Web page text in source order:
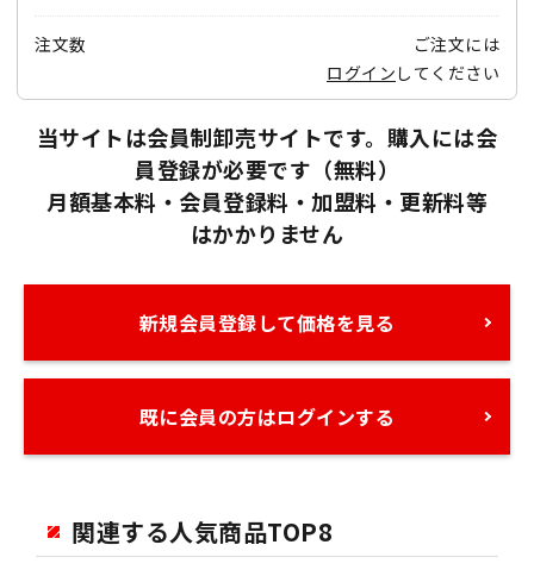
注文数
ご注文には
ログイン してください
当サイトは会員制卸売サイトです。購入には会
員登録が必要です（無料）
月額基本料・会員登録料・加盟料・更新料等
はかかりません
新規会員登録して価格を見る
既に会員の方はログインする
関連する人気商品TOP8